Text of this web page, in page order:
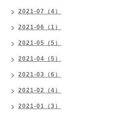
2021-07（4）
2021-06（1）
2021-05（5）
2021-04（5）
2021-03（6）
2021-02（4）
2021-01（3）